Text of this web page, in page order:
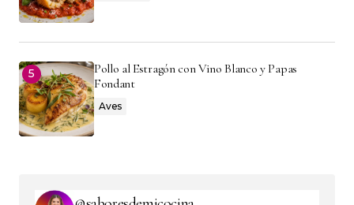
Pollo al Estragón con Vino Blanco y Papas
Fondant
Aves